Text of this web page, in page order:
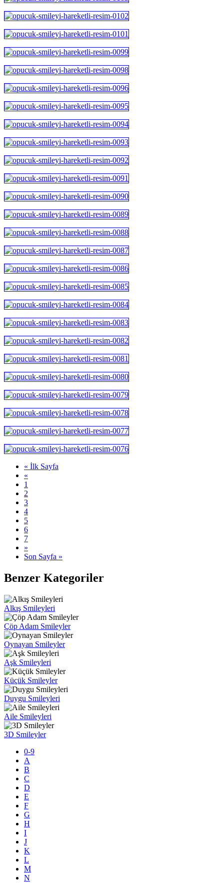
« İlk Sayfa
«
1
2
3
4
5
6
7
»
Son Sayfa »
Benzer Kategoriler
Alkış Smileyleri
Çöp Adam Smileyler
Oynayan Smileyler
Aşk Smileyleri
Küçük Smileyler
Duygu Smileyleri
Aile Smileyleri
3D Smileyler
0-9
A
B
C
D
E
F
G
H
I
J
K
L
M
N